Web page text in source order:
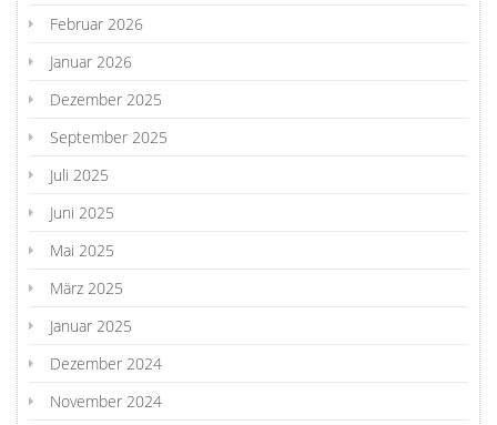
Februar 2026
Januar 2026
Dezember 2025
September 2025
Juli 2025
Juni 2025
Mai 2025
März 2025
Januar 2025
Dezember 2024
November 2024